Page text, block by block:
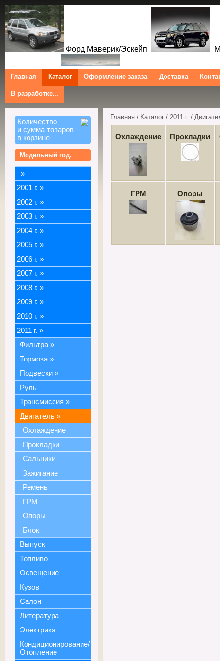
Форд Маверик/Эскейп
Мазда Трибют
Ford Maverick/Escape
Tribute Ford Kuga/Escape
Главная Каталог Оформление заказа Доставка
В разработке...
Количество
и сумма товаров
в корзине
Модельный год.
»
2001 г. »
2002 г. »
2003 г. »
2004 г. »
2005 г. »
2006 г. »
2007 г. »
2008 г. »
2009 г. »
2010 г. »
2011 г. »
Фильтра »
Тормоза »
Подвески »
Руль
Трансмиссия »
Двигатель »
Охлаждение
Прокладки
Сальники
Зажигание
Ремень
ГРМ
Опоры
Блок
Выпуск
Топливо
Освещение
Кузов
Салон
Литература
Электрика
Кондиционирование/
Отопление
Главная / Каталог / 2011 г. /
Охлаждение Прокладки
ГРМ Опоры